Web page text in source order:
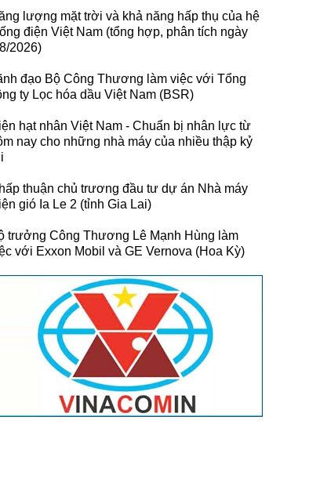
lượng mặt trời và khả năng hấp thụ của hệ
điện Việt Nam (tổng hợp, phân tích ngày
2026)
đạo Bộ Công Thương làm việc với Tổng
ty Lọc hóa dầu Việt Nam (BSR)
hạt nhân Việt Nam - Chuẩn bị nhân lực từ
nay cho những nhà máy của nhiều thập kỷ
thuận chủ trương đầu tư dự án Nhà máy
gió Ia Le 2 (tỉnh Gia Lai)
trưởng Công Thương Lê Mạnh Hùng làm
với Exxon Mobil và GE Vernova (Hoa Kỳ)